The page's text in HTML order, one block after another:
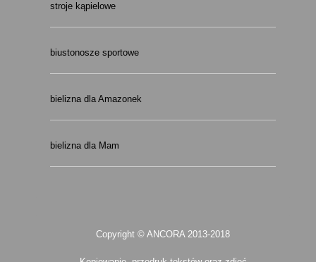
stroje kąpielowe
biustonosze sportowe
bielizna dla Amazonek
bielizna dla Mam
Copyright © ANCORA 2013-2018